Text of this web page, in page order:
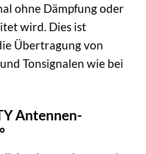
ohne Dämpfung oder
wird. Dies ist
Übertragung von
Tonsignalen wie bei
Antennen-